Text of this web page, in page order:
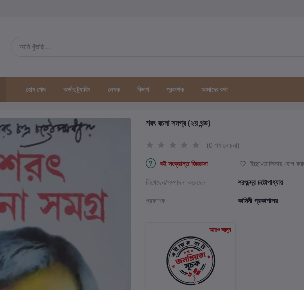
হোম পেজ অর্ডার ট্র্যাকিং লেখক বিভাগ প্রকাশক আমাদের কথা
শরৎ রচনা সমগ্র (২য় খন্ড)
(0 পর্যালোচনা)
বই সংক্রান্ত জিজ্ঞাসা
ইচ্ছা-তালিকায় যোগ
লিখেছেন/সম্পাদনা করেছেন
শরৎচন্দ্র চট্টোপাধ্যায়
প্রকাশক
কামিনী প্রকাশালয়
আরও জানুন